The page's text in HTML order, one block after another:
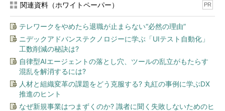
関連資料（ホワイトペーパー） PR
テレワークをやめたら退職が止まらない“必然の理由”
ニデックアドバンステクノロジーに学ぶ「UIテスト自動化」
工数削減の秘訣は?
自律型AIエージェントの落とし穴、ツールの乱立がもたらす
混乱を解消するには?
人材と組織変革の課題をどう克服する? 丸紅の事例に学ぶDX
推進のヒント
なぜ新規事業はつまずくのか? 識者に聞く失敗しないためのヒ